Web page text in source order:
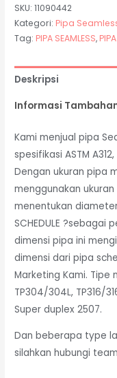
SKU:11090442
Kategori: Pipa
Tag: PIPA SEAMLESS,
Deskripsi
Informasi
Kami menjual pipa
spesifikasi ASTM
Dengan ukuran pipa
menggunakan ukuran
menentukan
SCHEDULE
dimensi pipa ini
dimensi dari pipa
Marketing Kami. Tipe
TP304/304L, TP316/
Super duplex 2507.
Dan beberapa type
silahkan hubungi